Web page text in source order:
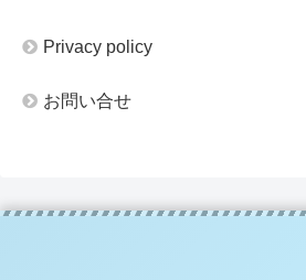
Privacy policy
お問い合せ